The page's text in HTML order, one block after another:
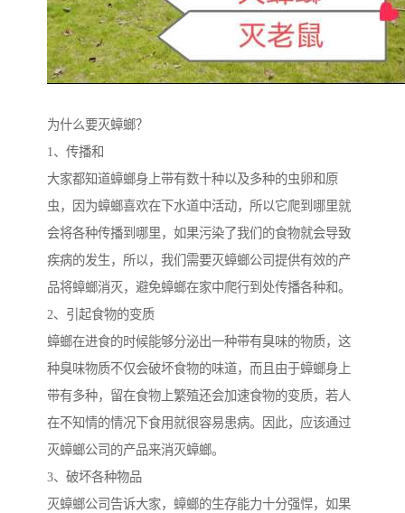
为什么要灭蟑螂？
1、传播和
大家都知道蟑螂身上带有数十种以及多种的虫卵和原
虫，因为蟑螂喜欢在下水道中活动，所以它爬到哪里就
会将各种传播到哪里，如果污染了我们的食物就会导致
疾病的发生，所以，我们需要灭蟑螂公司提供有效的产
品将蟑螂消灭，避免蟑螂在家中爬行到处传播各种和。
2、引起食物的变质
蟑螂在进食的时候能够分泌出一种带有臭味的物质，这
种臭味物质不仅会破坏食物的味道，而且由于蟑螂身上
带有多种，留在食物上繁殖还会加速食物的变质，若人
在不知情的情况下食用就很容易患病。因此，应该通过
灭蟑螂公司的产品来消灭蟑螂。
3、破坏各种物品
灭蟑螂公司告诉大家，蟑螂的生存能力十分强悍，如果